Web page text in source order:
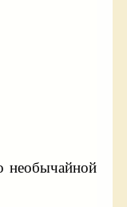
необычайной